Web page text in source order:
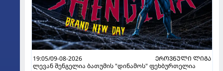
19:05/09-08-2026
ᲔᲠᲝᲕᲜᲣᲚᲘ ᲚᲘᲒᲐ
ლევან შენგელია ბათუმის "დინამოს" ფეხბურთელია